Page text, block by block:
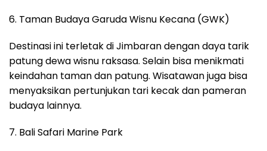
6. Taman Budaya Garuda Wisnu Kecana (GWK)
Destinasi ini terletak di Jimbaran dengan daya tarik
patung dewa wisnu raksasa. Selain bisa menikmati
keindahan taman dan patung. Wisatawan juga bisa
menyaksikan pertunjukan tari kecak dan pameran
budaya lainnya.
7. Bali Safari Marine Park